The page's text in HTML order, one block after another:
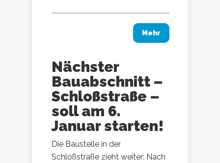
Mehr
Nächster
Bauabschnitt –
Schloßstraße –
soll am 6.
Januar starten!
Die Baustelle in der
Schloßstraße zieht weiter: Nach